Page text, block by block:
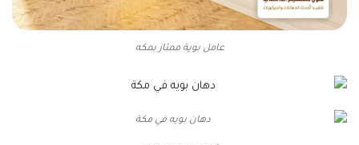
عامل بوية ممتاز بمكه